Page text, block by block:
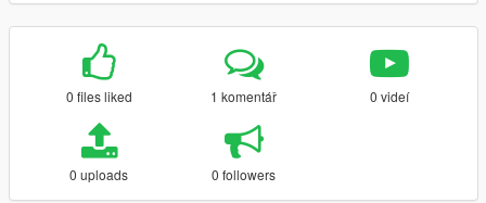
0 files liked 1 komentář 0 videí
0 uploads 0 followers